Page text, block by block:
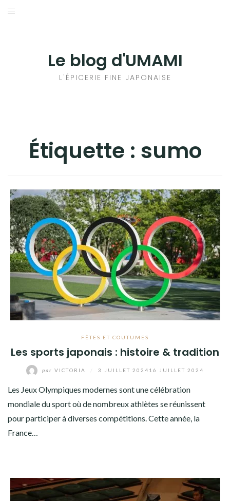
Aller
Le blog d'UMAMI
L'ÉPICERIE FINE JAPONAISE
Étiquette : sumo
FÊTES ET COUTUMES
Les sports japonais : histoire & tradition
par VICTORIA 3 JUILLET 2024 16 JUILLET 2024
Les Jeux Olympiques modernes sont une célébration
mondiale du sport où de nombreux athlètes se réunissent
pour participer à diverses compétitions. Cette année, la
France…